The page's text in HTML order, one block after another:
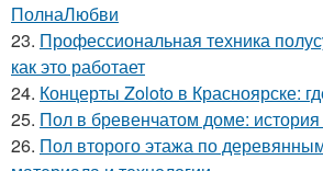
ПолнаЛюбви
23. Профессиональная техника
как это работает
24. Концерты Zoloto в Красноярске:
25. Пол в бревенчатом доме:
26. Пол второго этажа по